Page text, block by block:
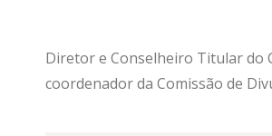
Diretor e Conselheiro Titular do
coordenador da Comissão de